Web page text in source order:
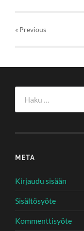
« Previous
META
Kirjaudu sisään
Sisältösyöte
Kommenttisyöte